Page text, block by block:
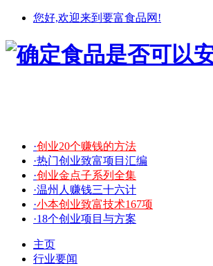
您好,欢迎来到要富食品网!
·创业20个赚钱的方法
·热门创业致富项目汇编
·创业金点子系列全集
·温州人赚钱三十六计
·小本创业致富技术167项
·18个创业项目与方案
主页
行业要闻